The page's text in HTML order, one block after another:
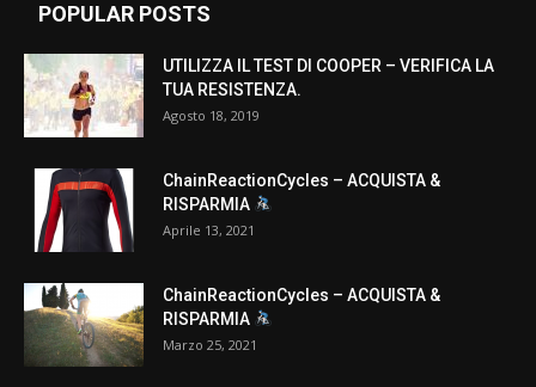
POPULAR POSTS
UTILIZZA IL TEST DI COOPER – VERIFICA LA
TUA RESISTENZA.
Agosto 18, 2019
ChainReactionCycles – ACQUISTA &
RISPARMIA
Aprile 13, 2021
ChainReactionCycles – ACQUISTA &
RISPARMIA
Marzo 25, 2021